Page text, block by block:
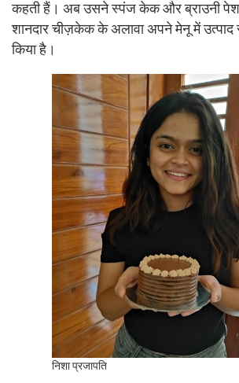
कहती हैं। अब उसने स्पंज केक और ब्राउनी
शानदार चीज़केक के अलावा अपने मेनू में उत्पाद
किया है।
निशा प्रजापति